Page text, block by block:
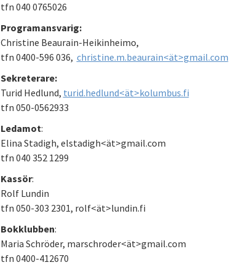
tfn 040 0765026
Programansvarig:
Christine Beaurain-Heikinheimo,
tfn 0400-596 036, christine.m.beaurain<ät>gmail.com
Sekreterare:
Turid Hedlund, turid.hedlund<ät>kolumbus.fi
tfn 050-0562933
Ledamot:
Elina Stadigh, elstadigh<ät>gmail.com
tfn 040 352 1299
Kassör:
Rolf Lundin
tfn 050-303 2301, rolf<ät>lundin.fi
Bokklubben:
Maria Schröder, marschroder<ät>gmail.com
tfn 0400-412670